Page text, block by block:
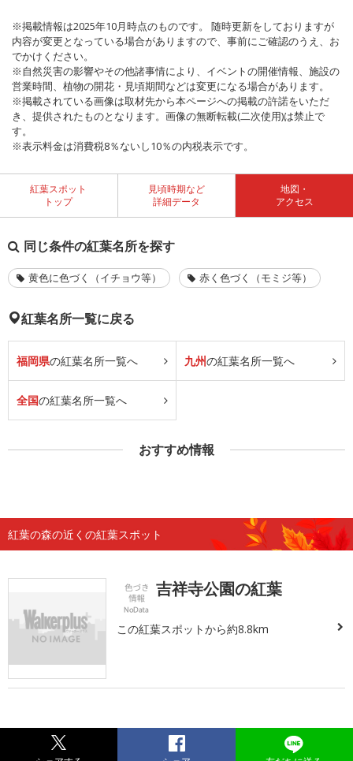
※掲載情報は2025年10月時点のものです。 随時更新をしておりますが
内容が変更となっている場合がありますので、事前にご確認のうえ、お
でかけください。
※自然災害の影響やその他諸事情により、イベントの開催情報、施設の
営業時間、植物の開花・見頃期間などは変更になる場合があります。
※掲載されている画像は取材先から本ページへの掲載の許諾をいただ
き、提供されたものとなります。画像の無断転載(二次使用)は禁止で
す。
※表示料金は消費税8％ないし10％の内税表示です。
紅葉スポット
トップ
見頃時期など
詳細データ
地図・
アクセス
同じ条件の紅葉名所を探す
黄色に色づく（イチョウ等） 赤く色づく（モミジ等）
紅葉名所一覧に戻る
福岡県の紅葉名所一覧へ 九州の紅葉名所一覧へ
全国の紅葉名所一覧へ
おすすめ情報
紅葉の森の近くの紅葉スポット
吉祥寺公園の紅葉
この紅葉スポットから約8.8km